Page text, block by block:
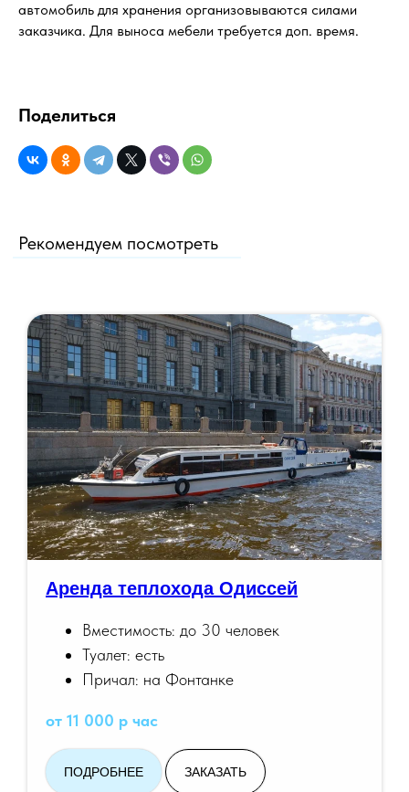
автомобиль для хранения организовываются силами
заказчика. Для выноса мебели требуется доп. время.
Поделиться
Рекомендуем посмотреть
Аренда теплохода Одиссей
Вместимость: до 30 человек
Туалет: есть
Причал: на Фонтанке
от 11 000 р час
ПОДРОБНЕЕ ЗАКАЗАТЬ